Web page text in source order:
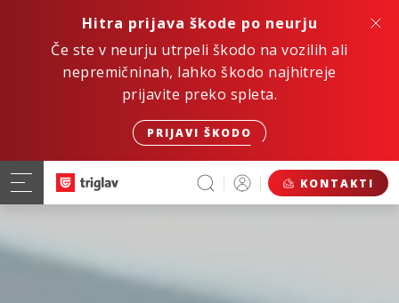
Hitra prijava škode po neurju
Če ste v neurju utrpeli škodo na vozilih ali
nepremičninah, lahko škodo najhitreje
prijavite preko spleta.
PRIJAVI ŠKODO
KONTAKTI